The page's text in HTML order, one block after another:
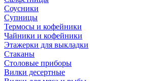
Соусники
Супницы
Термосы и кофейники
Чайники и кофейники
Этажерки для выкладки
Стаканы
Столовые приборы
Вилки десертные